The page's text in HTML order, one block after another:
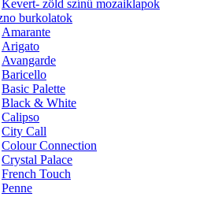
Kevert- zöld színű mozaiklapok
burkolatok
Amarante
Arigato
Avangarde
Baricello
Basic Palette
Black & White
Calipso
City Call
Colour Connection
Crystal Palace
French Touch
Penne